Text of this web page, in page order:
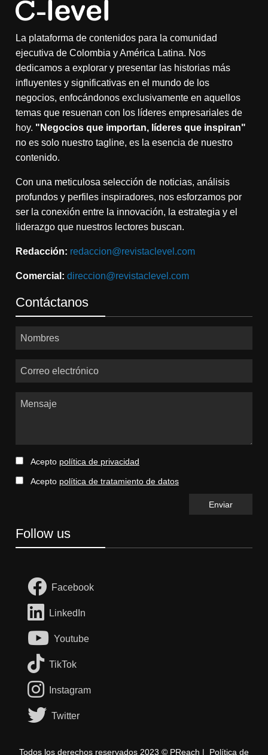
La plataforma de contenidos para la comunidad
ejecutiva de Colombia y América Latina. Nos
dedicamos a explorar y presentar las historias más
influyentes y significativas en el mundo de los
negocios, enfocándonos exclusivamente en aquellos
temas que resuenan con los líderes empresariales de
hoy. "Negocios que importan, líderes que inspiran"
no es solo nuestro tagline, es la esencia de nuestro
contenido.
Con una meticulosa selección de noticias, análisis
profundos y perfiles inspiradores, nos esforzamos por
ser la conexión entre la innovación, la estrategia y el
liderazgo que nuestros lectores buscan.
Redacción: redaccion@revistaclevel.com
Comercial: direccion@revistaclevel.com
Contáctanos
Nombres
Correo electrónico
Mensaje
Acepto política de privacidad
Acepto política de tratamiento de datos
Follow us
Facebook
LinkedIn
Youtube
TikTok
Instagram
Twitter
Todos los derechos reservados 2023 © PReach | Política de